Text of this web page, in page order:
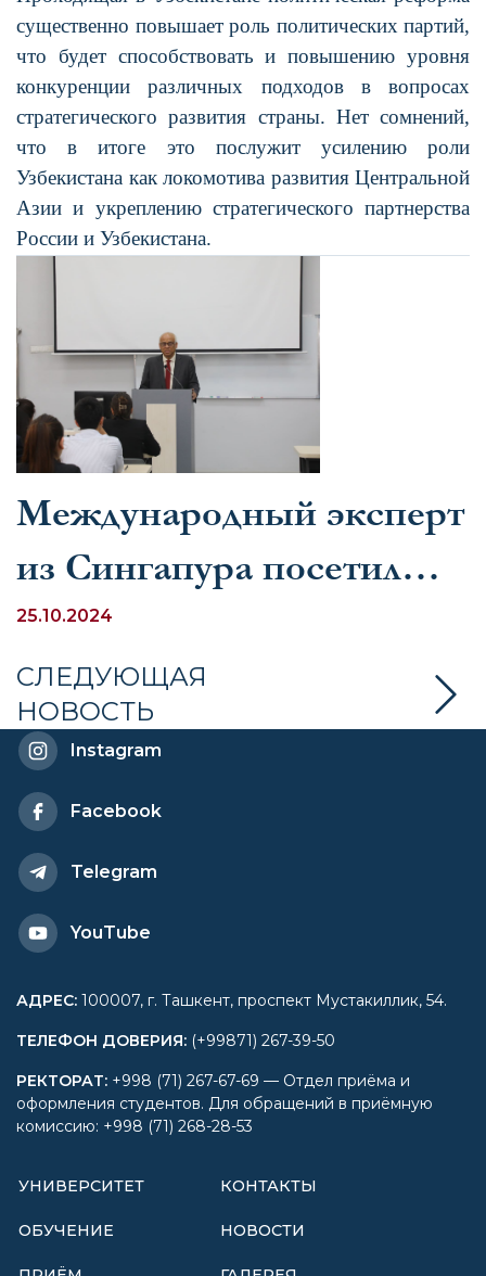
существенно повышает роль политических партий,
что будет способствовать и повышению уровня
конкуренции различных подходов в вопросах
стратегического развития страны. Нет сомнений,
что в итоге это послужит усилению роли
Узбекистана как локомотива развития Центральной
Азии и укреплению стратегического партнерства
России и Узбекистана.
Международный эксперт
из Сингапура посетил
УМЭД
25.10.2024
СЛЕДУЮЩАЯ
НОВОСТЬ
Instagram
Facebook
Telegram
YouTube
АДРЕС: 100007, г. Ташкент, проспект Мустакиллик, 54.
ТЕЛЕФОН ДОВЕРИЯ: (+99871) 267-39-50
РЕКТОРАТ: +998 (71) 267-67-69 — Отдел приёма и
оформления студентов. Для обращений в приёмную
комиссию: +998 (71) 268-28-53
УНИВЕРСИТЕТ
ОБУЧЕНИЕ
КОНТАКТЫ
НОВОСТИ